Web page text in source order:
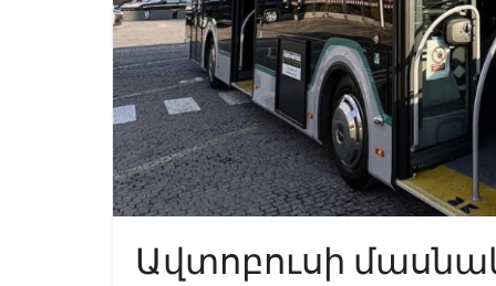
Ավտոբուսի